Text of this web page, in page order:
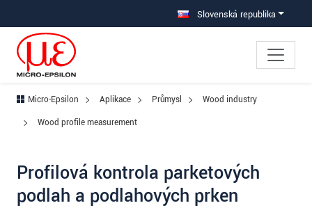
Prejdite priamo na hlavnú navigáciu Slovenská republika
Micro-Epsilon Aplikace Průmysl
Wood industry
Wood profile measurement
Profilová kontrola parketových
podlah a podlahových prken